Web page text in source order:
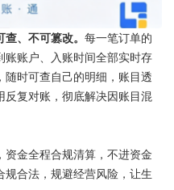
、不可篡改。 每一笔订单的
账账户、入账时间全部实时存
时可查自己的明细，账目透
反复对账，彻底解决因账目混
金全程合规清算，不进资金
合法，规避经营风险，让生